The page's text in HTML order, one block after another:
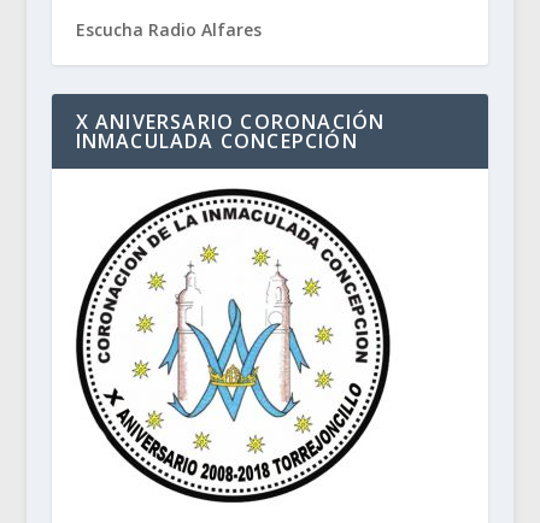
Escucha Radio Alfares
X ANIVERSARIO CORONACIÓN
INMACULADA CONCEPCIÓN